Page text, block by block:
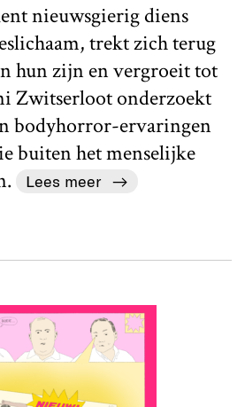
nieuwsgierig diens
trekt zich terug
hun zijn en vergroeit tot
Zwitserloot onderzoekt
bodyhorror-ervaringen
buiten het menselijke
Lees meer